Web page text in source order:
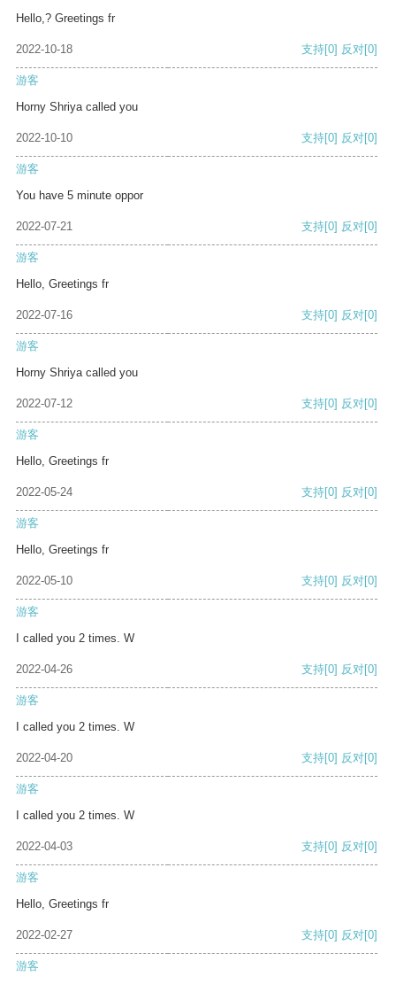
Hello,? Greetings fr
2022-10-18 支持[0] 反对[0]
游客
Horny Shriya called you
2022-10-10 支持[0] 反对[0]
游客
You have 5 minute oppor
2022-07-21 支持[0] 反对[0]
游客
Hello, Greetings fr
2022-07-16 支持[0] 反对[0]
游客
Horny Shriya called you
2022-07-12 支持[0] 反对[0]
游客
Hello, Greetings fr
2022-05-24 支持[0] 反对[0]
游客
Hello, Greetings fr
2022-05-10 支持[0] 反对[0]
游客
I called you 2 times. W
2022-04-26 支持[0] 反对[0]
游客
I called you 2 times. W
2022-04-20 支持[0] 反对[0]
游客
I called you 2 times. W
2022-04-03 支持[0] 反对[0]
游客
Hello, Greetings fr
2022-02-27 支持[0] 反对[0]
游客